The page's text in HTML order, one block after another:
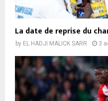
La date de reprise du
by EL HADJI MALICK SARR 3